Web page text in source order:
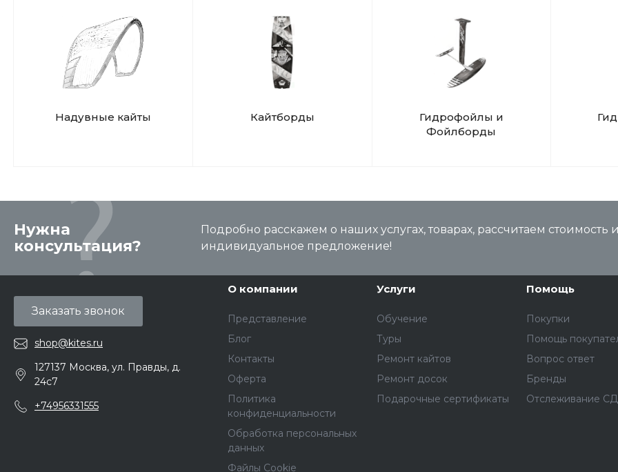
Надувные кайты Кайтборды
Гидрофойлы и
Фойлборды
Нужна
консультация?
Подробно расскажем о наших услугах, товарах, рассчитаем стоимость
индивидуальное предложение!
Заказать звонок
shop@kites.ru
127137 Москва, ул. Правды, д.
24с7
+74956331555
О компании
Представление
Блог
Контакты
Оферта
Политика
конфиденциальности
Обработка персональных
данных
Файлы Cookie
Услуги
Обучение
Туры
Ремонт кайтов
Ремонт досок
Подарочные сертификаты
Помощь
Покупки
Помощь
Вопрос ответ
Бренды
Отслеживание